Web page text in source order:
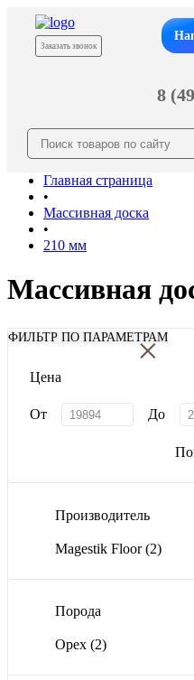
Заказать звонок
8
Главная страница
•
Массивная доска
•
210 мм
Массивная
ФИЛЬТР ПО ПАРАМЕТРАМ
×
Цена
От До
Производитель
Magestik Floor(2)
Порода
Орех (2)